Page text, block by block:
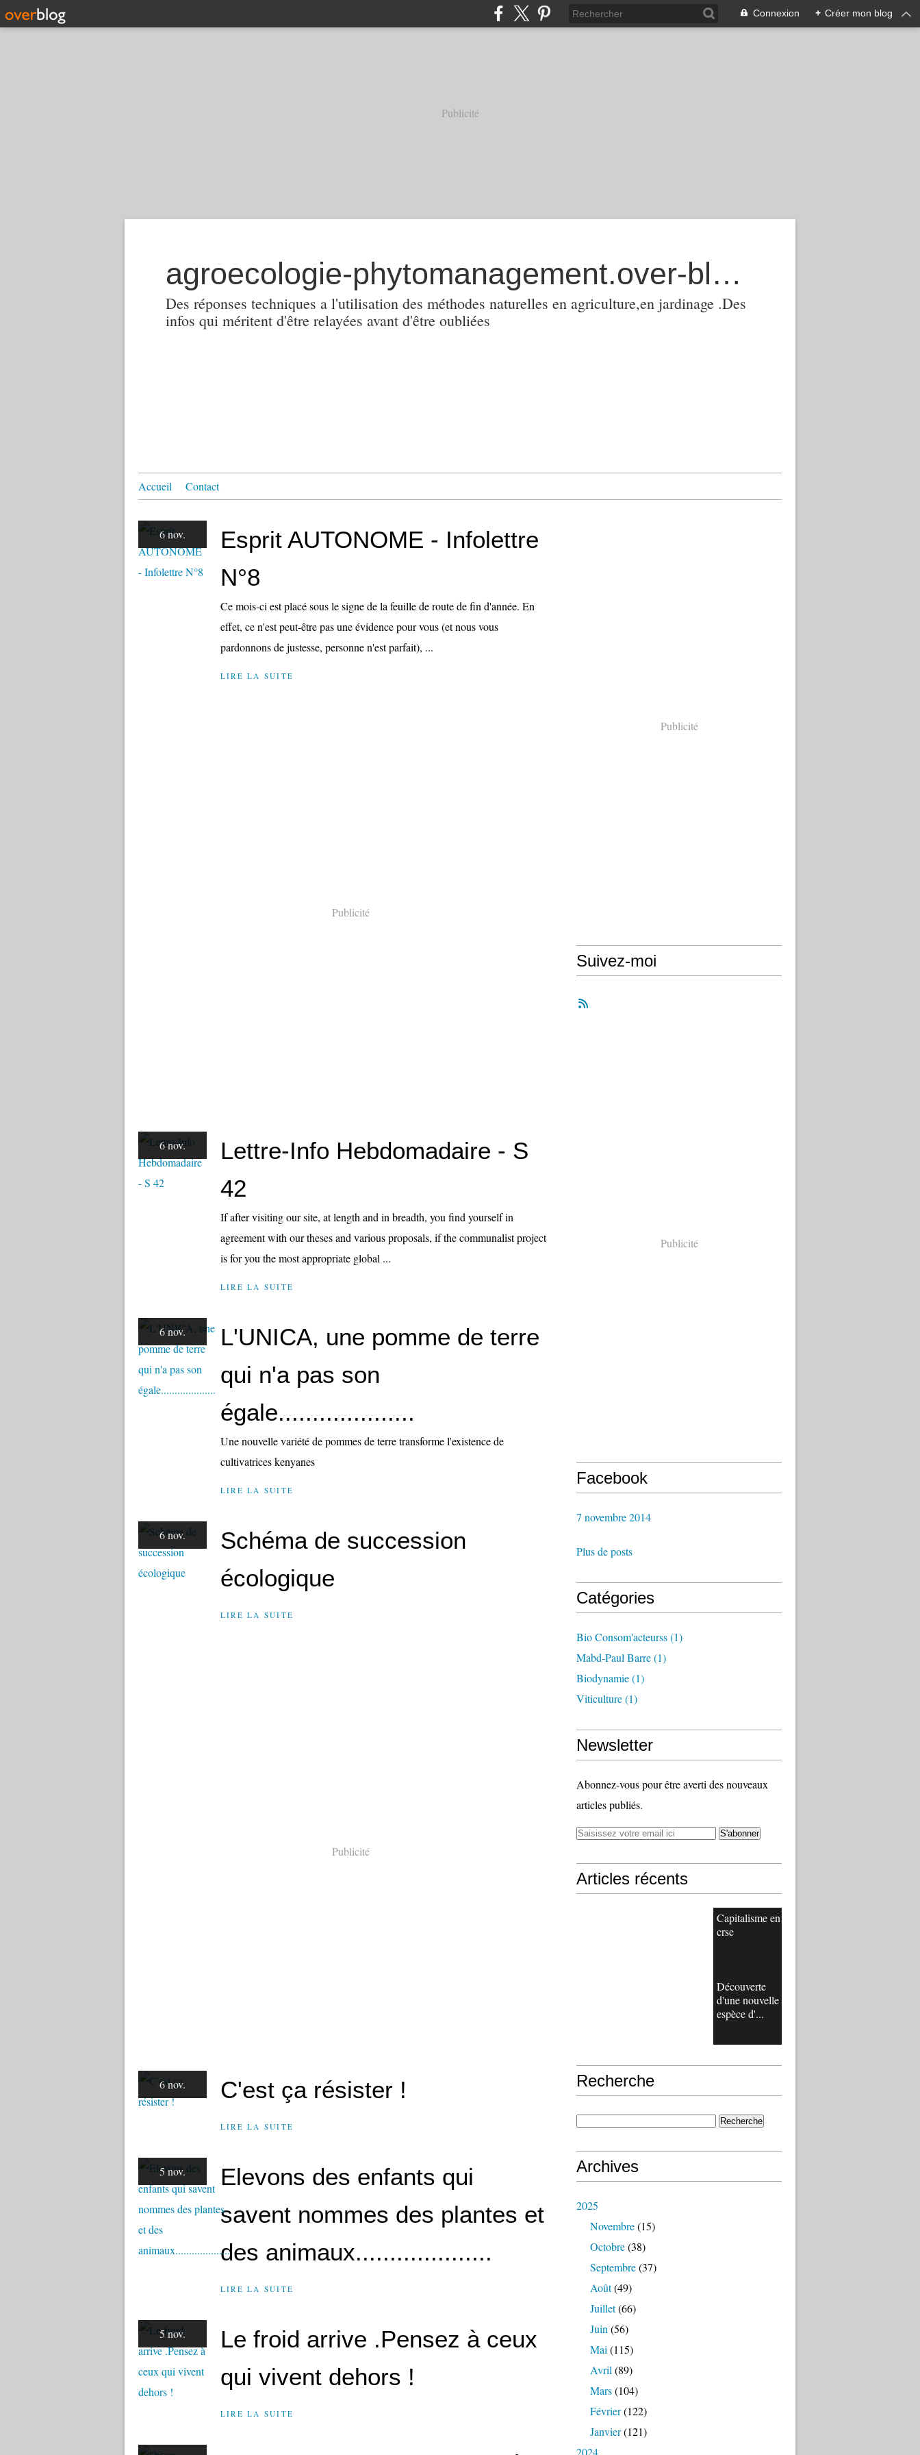
Connexion + Créer mon blog
Publicité
agroecologie-phytomanagement.over-blog.com
Des réponses techniques a l'utilisation des méthodes naturelles en agriculture,en jardinage .Des
infos qui méritent d'être relayées avant d'être oubliées
Accueil Contact
6 nov.
Esprit AUTONOME - Infolettre
N°8
Ce mois-ci est placé sous le signe de la feuille de route de fin d'année. En
effet, ce n'est peut-être pas une évidence pour vous (et nous vous
pardonnons de justesse, personne n'est parfait), ...
LIRE LA SUITE
Publicité
6 nov.
Lettre-Info Hebdomadaire - S
42
If after visiting our site, at length and in breadth, you find yourself in
agreement with our theses and various proposals, if the communalist project
is for you the most appropriate global ...
LIRE LA SUITE
6 nov.
L'UNICA, une pomme de terre
qui n'a pas son
égale....................
Une nouvelle variété de pommes de terre transforme l'existence de
cultivatrices kenyanes
LIRE LA SUITE
6 nov.
Schéma de succession
écologique
LIRE LA SUITE
Publicité
6 nov. C'est ça résister !
LIRE LA SUITE
5 nov.
Elevons des enfants qui
savent nommes des plantes et
des animaux....................
LIRE LA SUITE
5 nov.
Le froid arrive .Pensez à ceux
qui vivent dehors !
LIRE LA SUITE
Publicité
Suivez-moi
Publicité
Facebook
7 novembre 2014
Plus de posts
Catégories
Bio Consom'acteurss(1)
Mabd-Paul Barre(1)
Biodynamie(1)
Viticulture(1)
Newsletter
Abonnez-vous pour être averti des nouveaux
articles publiés.
Articles récents
Capitalisme en
crse
Découverte
d'une nouvelle
espèce d'...
Recherche
Archives
2025
Novembre(15)
Octobre(38)
Septembre(37)
Août(49)
Juillet(66)
Juin (56)
Mai (115)
Avril (89)
Mars(104)
Février(122)
Janvier(121)
2024